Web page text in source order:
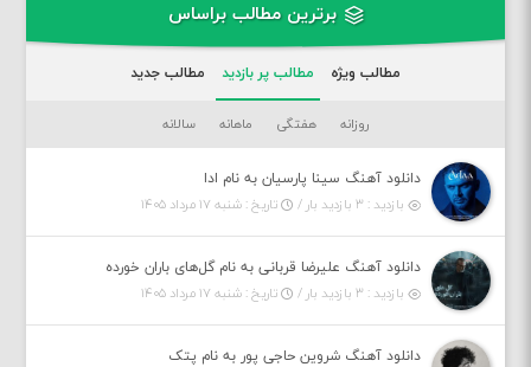
برترین مطالب براساس
مطالب ویژه مطالب پر بازدید مطالب جدید
روزانه هفتگی ماهانه سالانه
دانلود آهنگ سینا پارسیان به نام ادا
بازدید : ۳ بازدید بار /
تاریخ : شنبه ۱۷ مرداد ۱۴۰۵
دانلود آهنگ علیرضا قربانی به نام گل‌های باران خورده
بازدید : ۳ بازدید بار /
تاریخ : شنبه ۱۷ مرداد ۱۴۰۵
دانلود آهنگ شروین حاجی پور به نام پتک